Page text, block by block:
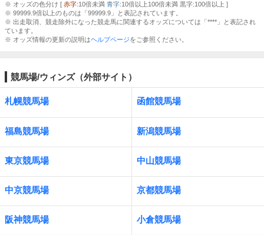
※ オッズの色分け [ 赤字:10倍未満 青字:10倍以上100倍未満 黒字:100倍以上 ]
※ 99999.9倍以上のものは「99999.9」と表記されています。
※ 出走取消、競走除外になった競走馬に関連するオッズについては「****」と表記され
ています。
※ オッズ情報の更新の説明はヘルプページをご参照ください。
競馬場/ウィンズ（外部サイト）
札幌競馬場 函館競馬場
福島競馬場 新潟競馬場
東京競馬場 中山競馬場
中京競馬場 京都競馬場
阪神競馬場 小倉競馬場